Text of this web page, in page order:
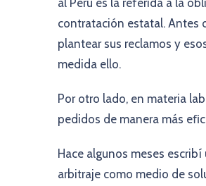
al Perú es la referida a la
contratación estatal. Antes
plantear sus reclamos y
medida ello.
Por otro lado, en materia
pedidos de manera más
Hace algunos meses
arbitraje como medio de